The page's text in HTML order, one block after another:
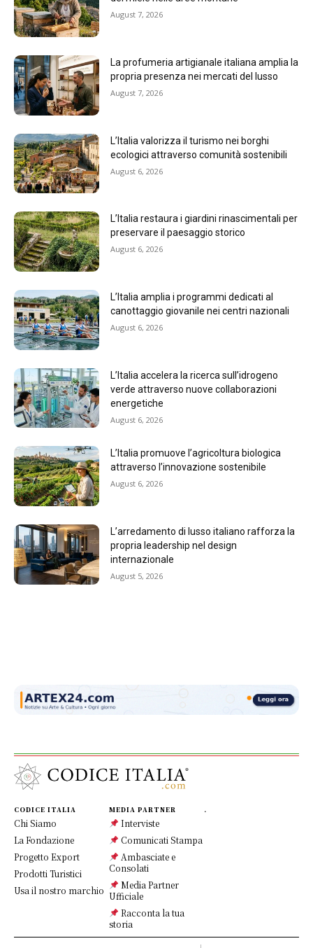
August 7, 2026
La profumeria artigianale italiana amplia la
propria presenza nei mercati del lusso
August 7, 2026
L’Italia valorizza il turismo nei borghi
ecologici attraverso comunità sostenibili
August 6, 2026
L’Italia restaura i giardini rinascimentali per
preservare il paesaggio storico
August 6, 2026
L’Italia amplia i programmi dedicati al
canottaggio giovanile nei centri nazionali
August 6, 2026
L’Italia accelera la ricerca sull’idrogeno
verde attraverso nuove collaborazioni
energetiche
August 6, 2026
L’Italia promuove l’agricoltura biologica
attraverso l’innovazione sostenibile
August 6, 2026
L’arredamento di lusso italiano rafforza la
propria leadership nel design
internazionale
August 5, 2026
CODICE ITALIA
Chi Siamo
La Fondazione
Progetto Export
Prodotti Turistici
Usa il nostro marchio
MEDIA PARTNER
Interviste
Comunicati Stampa
Ambasciate e
Consolati
Media Partner
Ufficiale
Racconta la tua
storia
.